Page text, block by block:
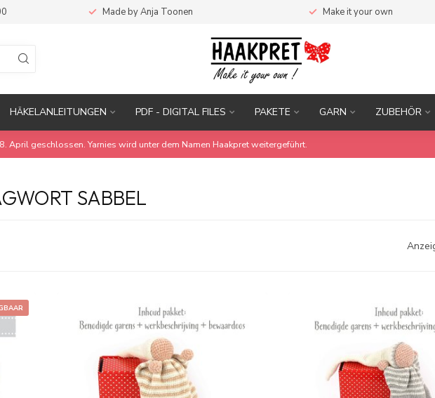
Made by Anja Toonen Make it your own
HÄKELANLEITUNGEN PDF - DIGITAL FILES PAKETE GARN ZUBEHÖR
April geschlossen. Yarnies wird unter dem Namen Haakpret weitergeführt.
SABBEL